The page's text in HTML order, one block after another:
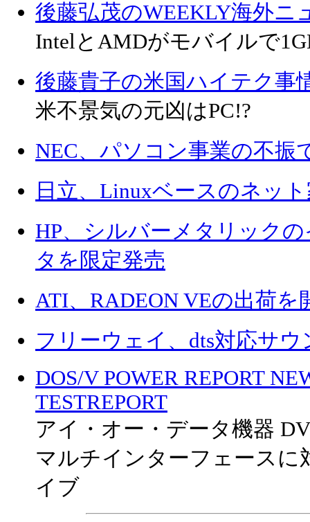
後藤弘茂のWEEKLY海外ニ
IntelとAMDがモバイルで
後藤貴子の米国ハイテク事
米不景気の元凶はPC!?
NEC、パソコン事業の不振
日立、Linuxベースのネッ
HP、シルバーメタリック
タを限定発売
ATI、RADEON VEの出荷を
フリーウェイ、dts対応サ
DOS/V POWER REPORT
TESTREPORT
アイ・オー・データ機器
マルチインターフェースに
イブ